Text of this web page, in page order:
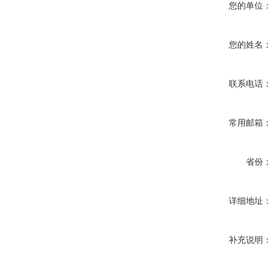
您的单位：
您的姓名：
联系电话：
常用邮箱：
省份：
详细地址：
补充说明：